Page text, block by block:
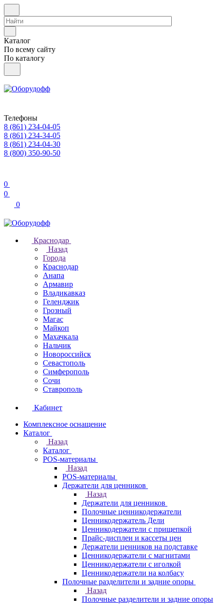
Каталог
По всему сайту
По каталогу
Телефоны
8 (861) 234-04-05
8 (861) 234-34-05
8 (861) 234-04-30
8 (800) 350-90-50
0
0
0
Краснодар
Назад
Города
Краснодар
Анапа
Армавир
Владикавказ
Геленджик
Грозный
Магас
Майкоп
Махачкала
Нальчик
Новороссийск
Севастополь
Симферополь
Сочи
Ставрополь
Кабинет
Комплексное оснащение
Каталог
Назад
Каталог
POS-материалы
Назад
POS-материалы
Держатели для ценников
Назад
Держатели для ценников
Полочные ценникодержатели
Ценникодержатель Дели
Ценникодержатели с прищепкой
Прайс-дисплеи и кассеты цен
Держатели ценников на подставке
Ценникодержатели с магнитами
Ценникодержатели с иголкой
Ценникодержатели на колбасу
Полочные разделители и задние опоры
Назад
Полочные разделители и задние опоры